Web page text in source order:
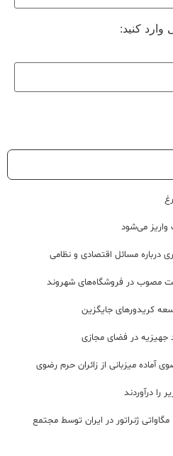
وارد کنید:
می‌شود
درباره مسائل اقتصادی و نظامی
مصوب در فروشگاه‌های شهروند
کریدورهای جایگزین
آماده میزبانی از زائران حرم رضوی
را درآوردند
تولید نخستین شفت روتور ۲۰۰ مگاواتی ژنراتور در ایران توسط مجتمع